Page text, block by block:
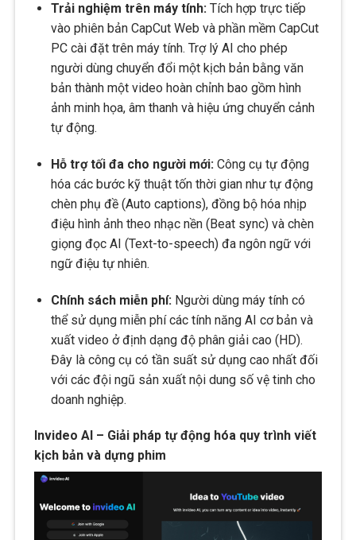
Trải nghiệm trên máy tính: Tích hợp trực tiếp
vào phiên bản CapCut Web và phần mềm CapCut
PC cài đặt trên máy tính. Trợ lý AI cho phép
người dùng chuyển đổi một kịch bản bằng văn
bản thành một video hoàn chỉnh bao gồm hình
ảnh minh họa, âm thanh và hiệu ứng chuyển cảnh
tự động.
Hỗ trợ tối đa cho người mới: Công cụ tự động
hóa các bước kỹ thuật tốn thời gian như tự động
chèn phụ đề (Auto captions), đồng bộ hóa nhịp
điệu hình ảnh theo nhạc nền (Beat sync) và chèn
giọng đọc AI (Text-to-speech) đa ngôn ngữ với
ngữ điệu tự nhiên.
Chính sách miễn phí: Người dùng máy tính có
thể sử dụng miễn phí các tính năng AI cơ bản và
xuất video ở định dạng độ phân giải cao (HD).
Đây là công cụ có tần suất sử dụng cao nhất đối
với các đội ngũ sản xuất nội dung số vệ tinh cho
doanh nghiệp.
Invideo AI – Giải pháp tự động hóa quy trình viết
kịch bản và dựng phim